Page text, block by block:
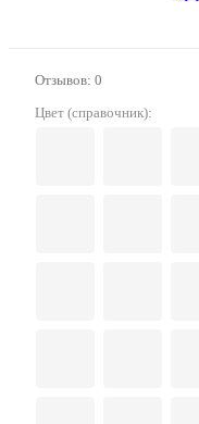
Отзывов: 0
Цвет (справочник):